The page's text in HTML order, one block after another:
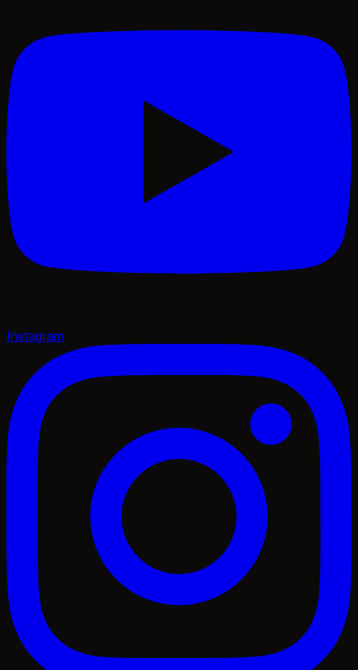
Instagram